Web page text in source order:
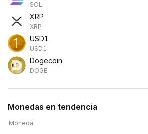
SOL
XRP
XRP
USD1
USD1
Dogecoin
DOGE
Monedas en tendencia
Moneda